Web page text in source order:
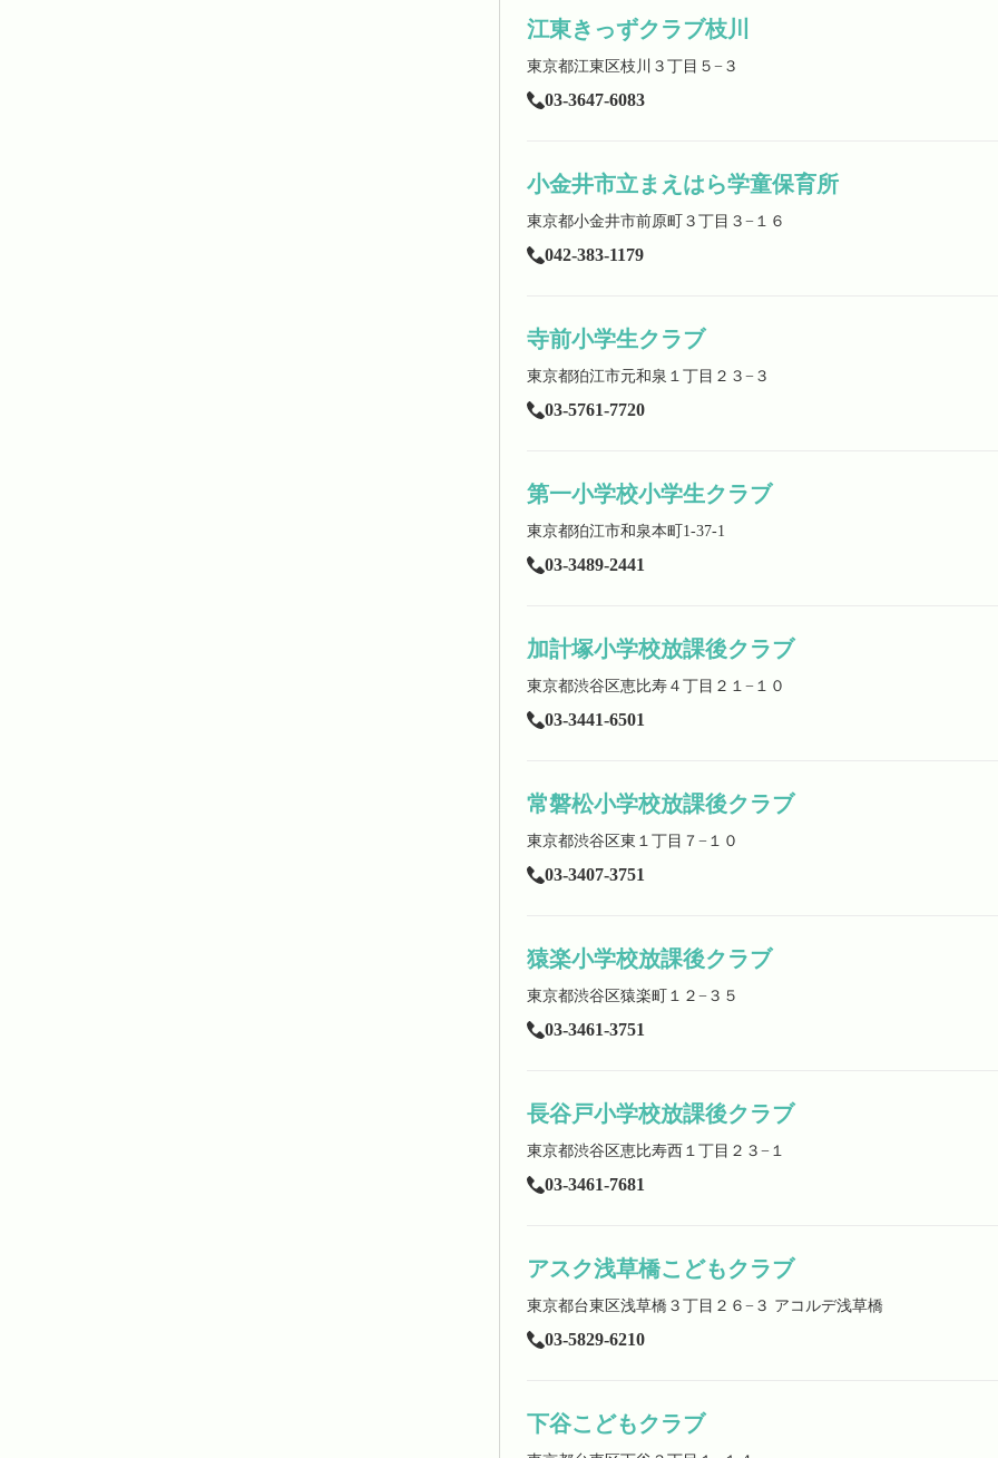
江東きっずクラブ枝川
東京都江東区枝川３丁目５−３
03-3647-6083
小金井市立まえはら学童保育所
東京都小金井市前原町３丁目３−１６
042-383-1179
寺前小学生クラブ
東京都狛江市元和泉１丁目２３−３
03-5761-7720
第一小学校小学生クラブ
東京都狛江市和泉本町1-37-1
03-3489-2441
加計塚小学校放課後クラブ
東京都渋谷区恵比寿４丁目２１−１０
03-3441-6501
常磐松小学校放課後クラブ
東京都渋谷区東１丁目７−１０
03-3407-3751
猿楽小学校放課後クラブ
東京都渋谷区猿楽町１２−３５
03-3461-3751
長谷戸小学校放課後クラブ
東京都渋谷区恵比寿西１丁目２３−１
03-3461-7681
アスク浅草橋こどもクラブ
東京都台東区浅草橋３丁目２６−３ アコルデ浅草橋
03-5829-6210
下谷こどもクラブ